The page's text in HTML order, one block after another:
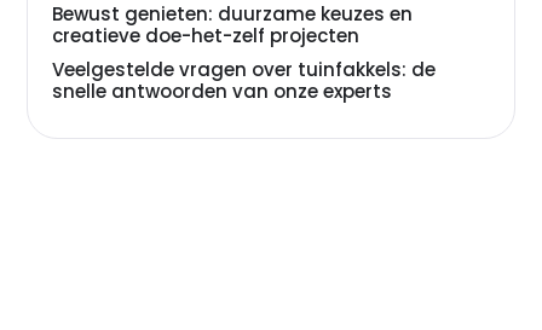
Bewust genieten: duurzame keuzes en
creatieve doe-het-zelf projecten
Veelgestelde vragen over tuinfakkels: de
snelle antwoorden van onze experts